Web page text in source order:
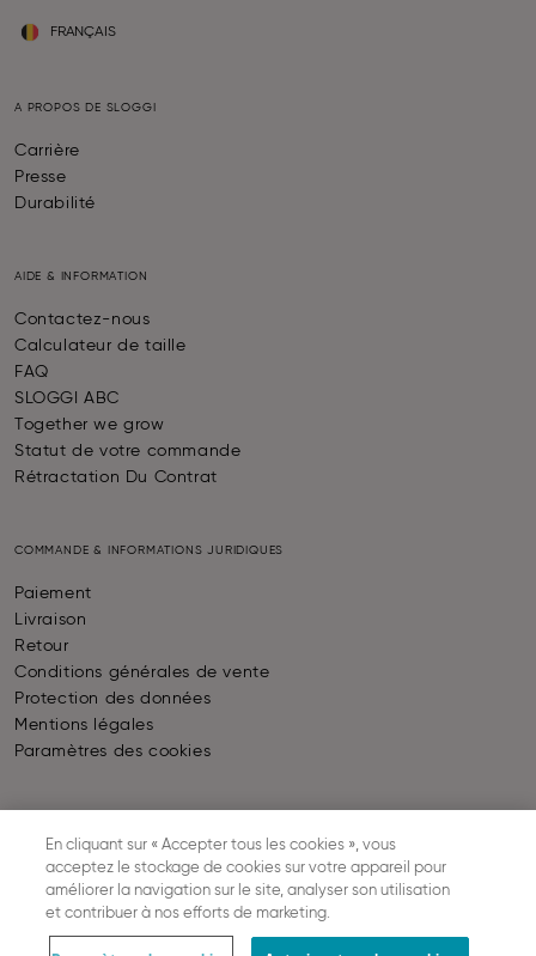
FRANÇAIS
A PROPOS DE SLOGGI
Carrière
Presse
Durabilité
AIDE & INFORMATION
Contactez-nous
Calculateur de taille
FAQ
SLOGGI ABC
Together we grow
Statut de votre commande
Rétractation Du Contrat
COMMANDE & INFORMATIONS JURIDIQUES
Paiement
Livraison
Retour
Conditions générales de vente
Protection des données
Mentions légales
Paramètres des cookies
En cliquant sur « Accepter tous les cookies », vous
acceptez le stockage de cookies sur votre appareil pour
améliorer la navigation sur le site, analyser son utilisation
et contribuer à nos efforts de marketing.